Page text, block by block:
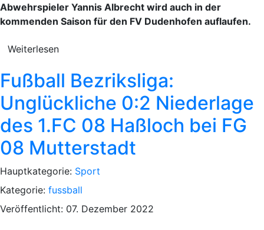
Abwehrspieler Yannis Albrecht wird auch in der
kommenden Saison für den FV Dudenhofen auflaufen.
Weiterlesen
Fußball Bezriksliga:
Unglückliche 0:2 Niederlage
des 1.FC 08 Haßloch bei FG
08 Mutterstadt
Hauptkategorie: Sport
Kategorie: fussball
Veröffentlicht: 07. Dezember 2022